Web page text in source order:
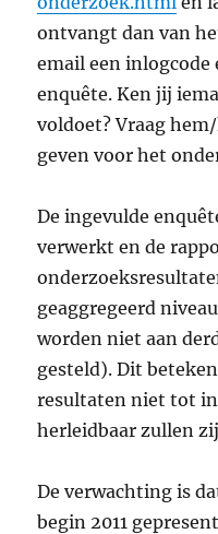
ontvangt dan van
email een inlogcode
enquête. Ken jij
voldoet? Vraag
geven voor het
De ingevulde
verwerkt en de
geaggregeerd
worden niet aan
gesteld). Dit
resultaten niet tot
herleidbaar zullen
De verwachting is
begin 2011